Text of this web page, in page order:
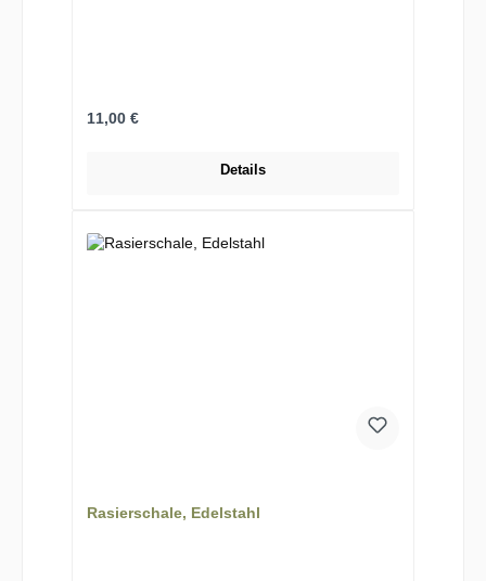
Regulärer Preis:
11,00 €
Details
Rasierschale, Edelstahl